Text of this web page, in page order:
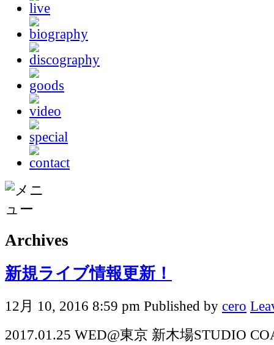
Archives
新規ライブ情報更新！
12月 10, 2016 8:59 pm Published by cero
2017.01.25 WED@東京 新木場STUDIO